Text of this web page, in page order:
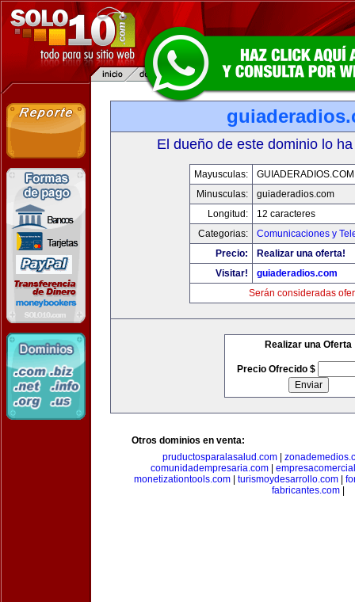
El dueño de este dominio lo
Mayusculas:
GUIADERADIOS.COM
Minusculas:
guiaderadios.com
Longitud:
12 caracteres
Categorias:
Comunicaciones y
Precio:
Realizar una oferta!
Visitar!
guiaderadios.com
Serán consideradas
Realizar una Oferta
Precio Ofrecido $
Otros dominios en venta:
pruductosparalasalud.com|
comunidadempresaria.com
monetizationtools.com| turismoydesarrollo.com|
fabricantes.com